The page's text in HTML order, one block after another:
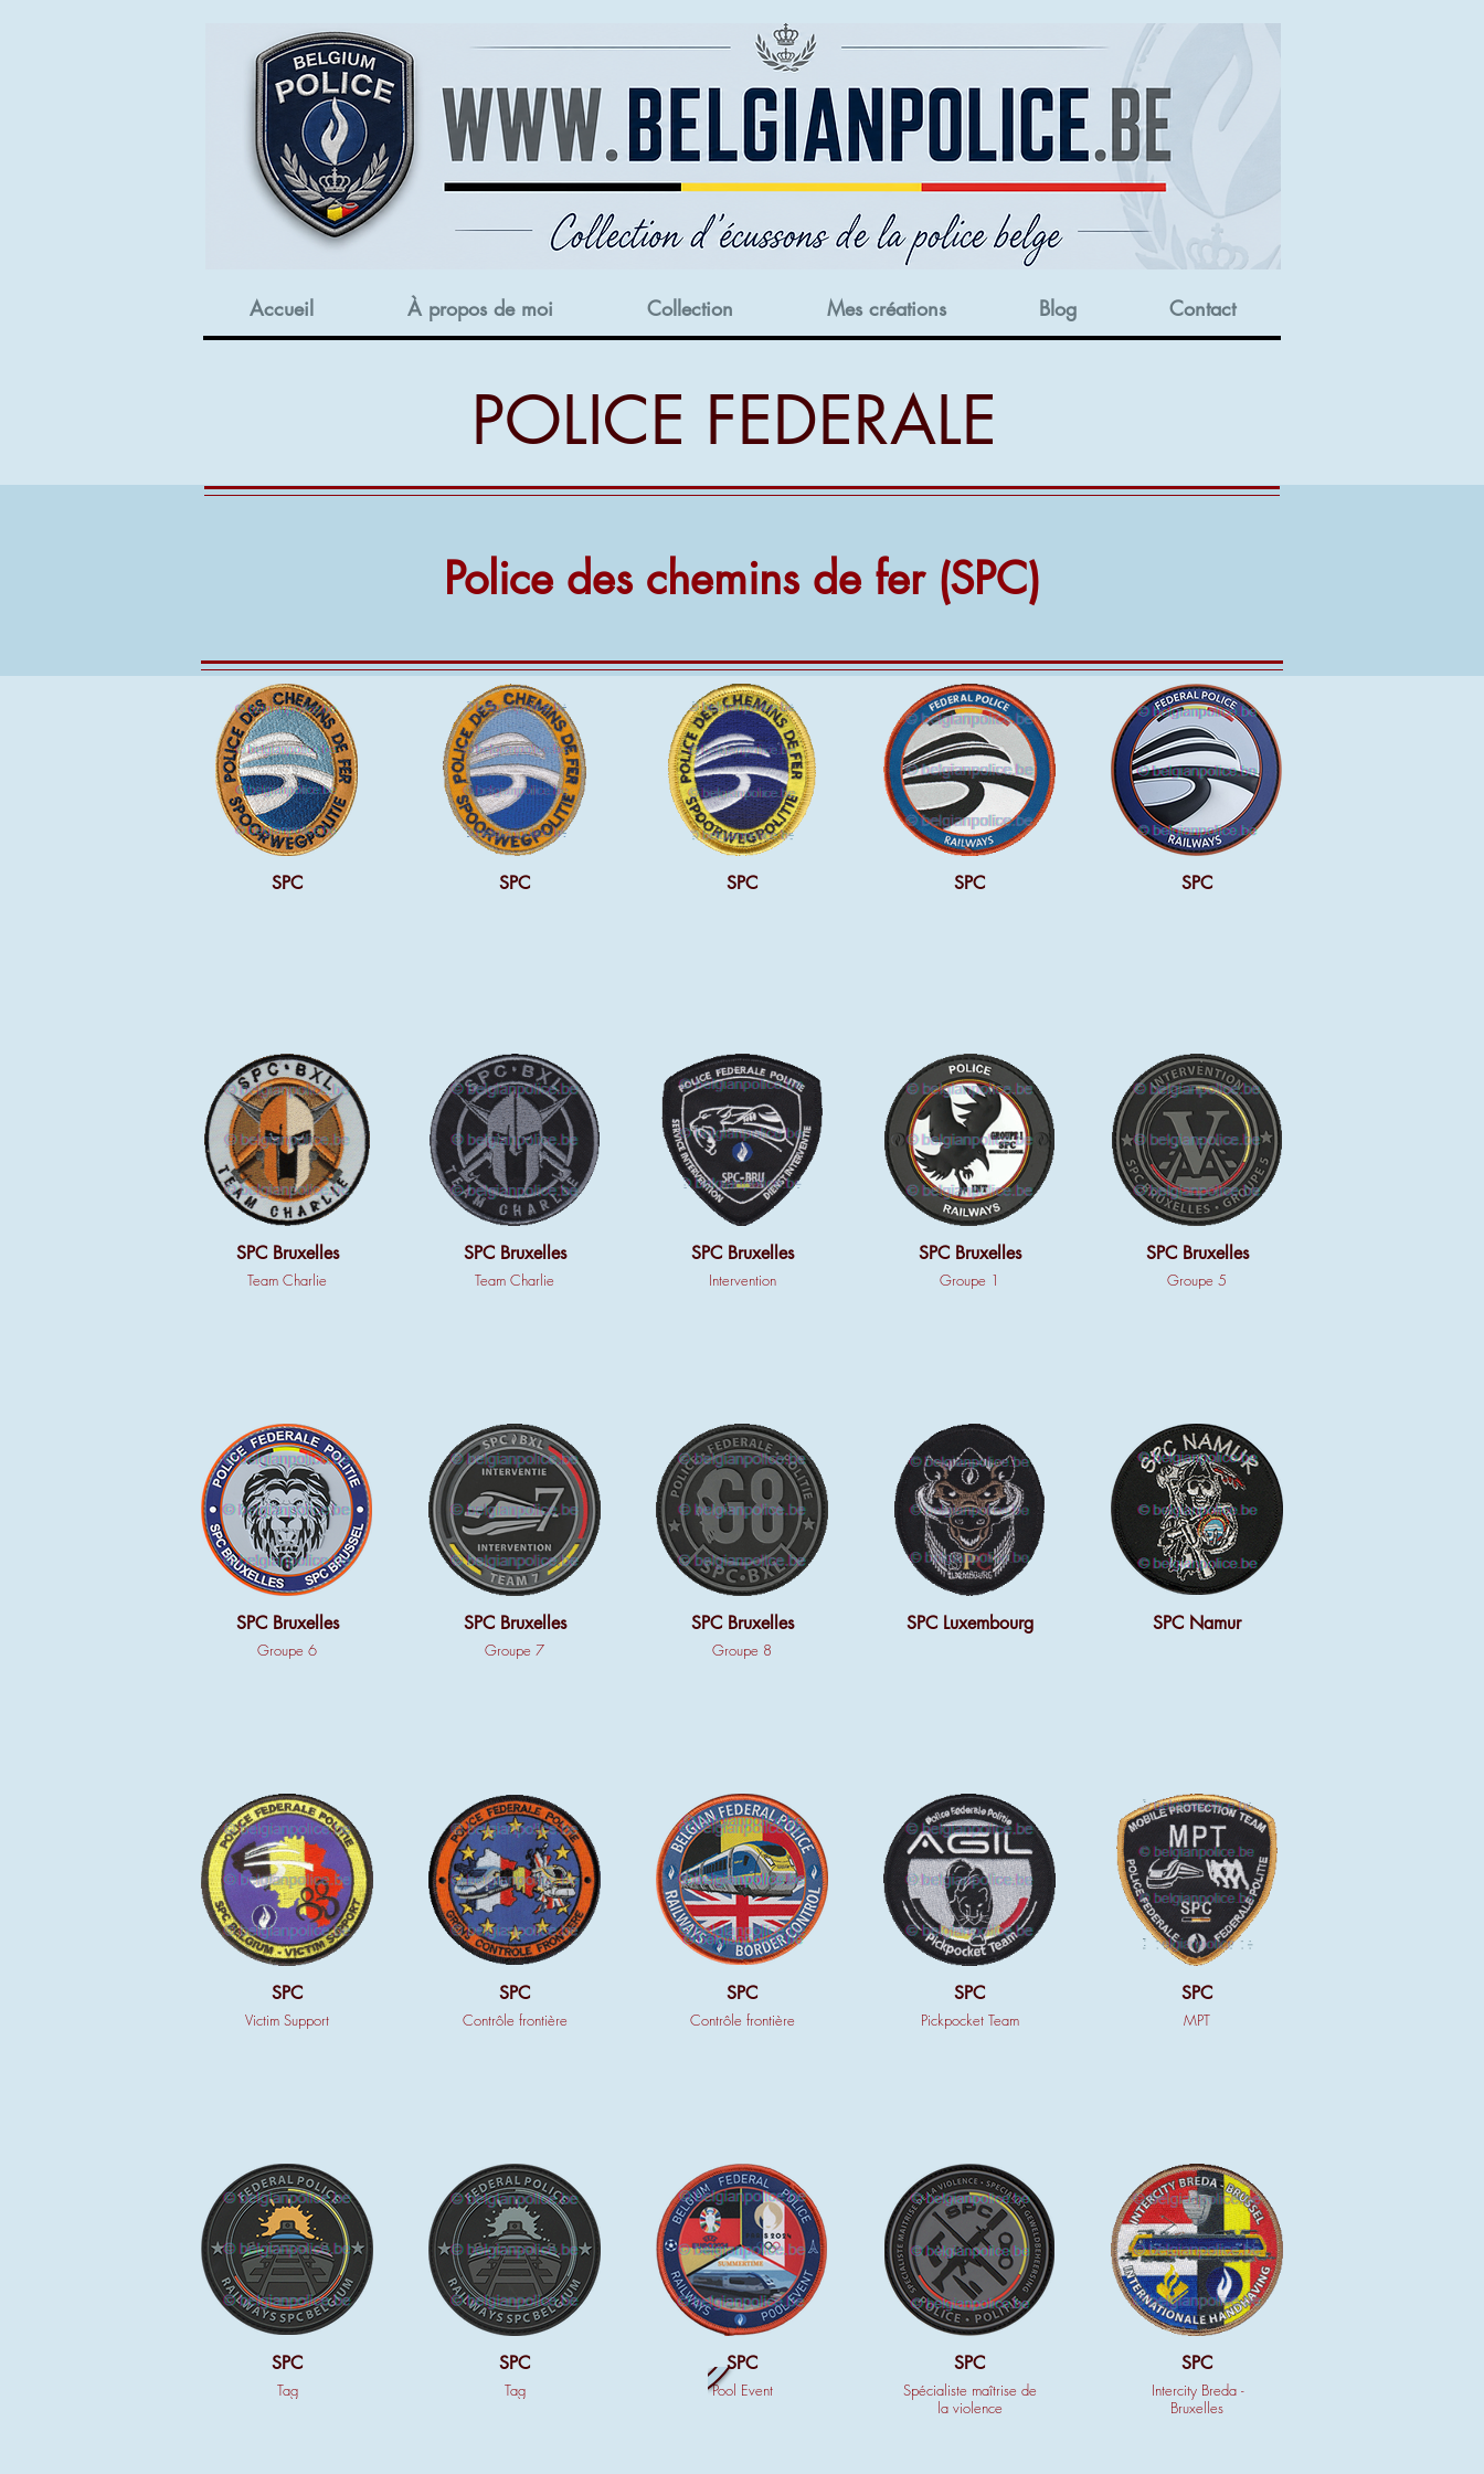
Accueil À propos de moi Collection Mes créations Blog Contact
POLICE FEDERALE
Police des chemins de fer (SPC)
SPC SPC SPC SPC SPC
SPC Bruxelles
Team Charlie
SPC Bruxelles
Team Charlie
SPC Bruxelles
Intervention
SPC Bruxelles
Groupe 1
SPC Bruxelles
Groupe 5
SPC Bruxelles
Groupe 6
SPC Bruxelles
Groupe 7
SPC Bruxelles
Groupe 8
SPC Luxembourg SPC Namur
SPC
Victim Support
SPC
Contrôle frontière
SPC
Contrôle frontière
SPC
Pickpocket Team
SPC
MPT
SPC
Tag
SPC
Tag
SPC
Pool Event
SPC
Spécialiste maîtrise de
la violence
SPC
Intercity Breda -
Bruxelles